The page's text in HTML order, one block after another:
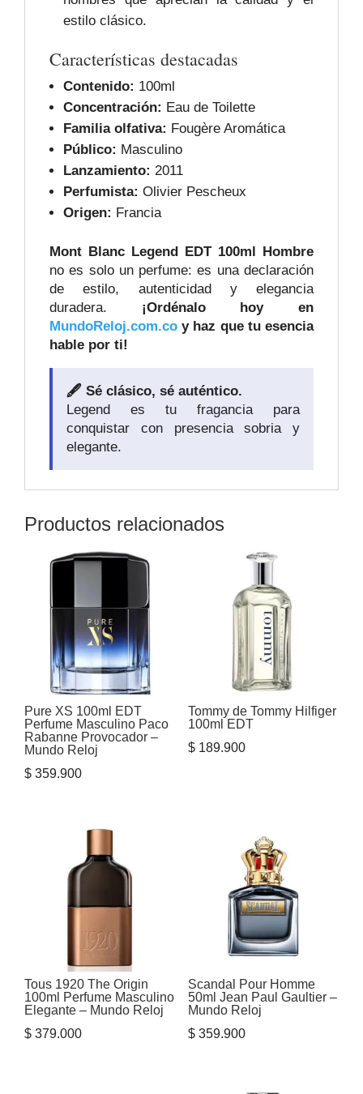
estilo clásico.
Características destacadas
Contenido: 100ml
Concentración: Eau de Toilette
Familia olfativa: Fougère Aromática
Público: Masculino
Lanzamiento: 2011
Perfumista: Olivier Pescheux
Origen: Francia
Mont Blanc Legend EDT 100ml Hombre
no es solo un perfume: es una declaración
de estilo, autenticidad y elegancia
duradera. ¡Ordénalo hoy en
MundoReloj.com.co y haz que tu esencia
hable por ti!
🖋️ Sé clásico, sé auténtico.
Legend es tu fragancia para
conquistar con presencia sobria y
elegante.
Productos relacionados
Pure XS 100ml EDT
Perfume Masculino Paco
Rabanne Provocador –
Mundo Reloj
$ 359.900
Tommy de Tommy Hilfiger
100ml EDT
$189.900
Tous 1920 The Origin
100ml Perfume Masculino
Elegante – Mundo Reloj
$ 379.000
Scandal Pour Homme
50ml Jean Paul Gaultier –
Mundo Reloj
$359.900